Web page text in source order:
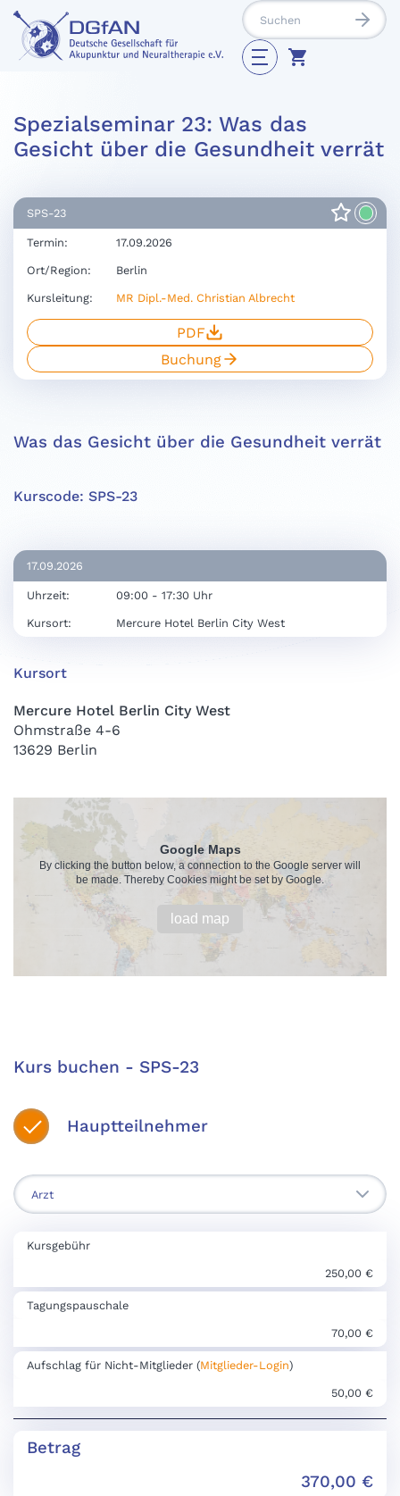
Spezialseminar 23: Was das
Gesicht über die Gesundheit verrät
SPS-23
Termin: 17.09.2026
Ort/Region: Berlin
Kursleitung: MR Dipl.-Med. Christian Albrecht
PDF
Buchung
Was das Gesicht über die Gesundheit verrät
Kurscode: SPS-23
17.09.2026
Uhrzeit: 09:00 - 17:30 Uhr
Kursort: Mercure Hotel Berlin City West
Kursort
Mercure Hotel Berlin City West
Ohmstraße 4-6
13629 Berlin
Google Maps
By clicking the button below, a connection to the Google server will
be made. Thereby Cookies might be set by Google.
load map
Kurs buchen - SPS-23
Hauptteilnehmer
Kursgebühr
250,00 €
Tagungspauschale
70,00 €
Aufschlag für Nicht-Mitglieder (Mitglieder-Login)
50,00 €
Betrag
370,00 €